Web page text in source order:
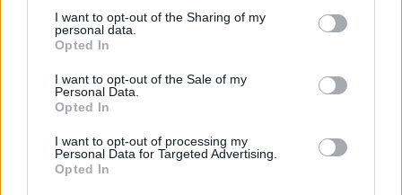
I want to opt-out of the Sharing of my
personal data.
Opted In
I want to opt-out of the Sale of my
Personal Data.
Opted In
I want to opt-out of processing my
Personal Data for Targeted Advertising.
Opted In
πνεύμα της χώρας μας
27 Φεβρουαρίου 2026
Γεωργιάδης: Πολλαπλά οφέλη από
τη συνεργασία δημοσίου και
27 Φεβρουαρίου 2026